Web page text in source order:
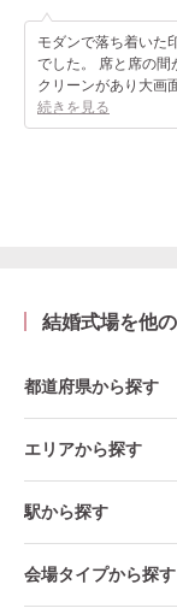
モダンで落ち着いた
でした。 席と席の
クリーンがあり大画
続きを見る
結婚式場を他
都道府県から探す
エリアから探す
駅から探す
会場タイプから探す